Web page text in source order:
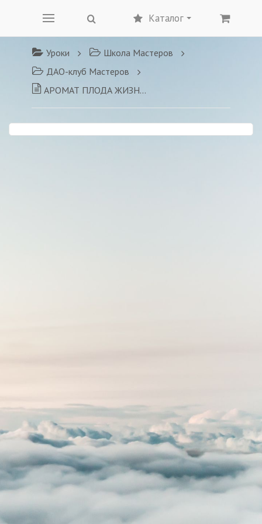
Каталог
Уроки
Школа Мастеров
ДАО-клуб Мастеров
АРОМАТ ПЛОДА ЖИЗНИ: считывание состояний, умений, навыков великих целителей ДАО-школа Голотропчука